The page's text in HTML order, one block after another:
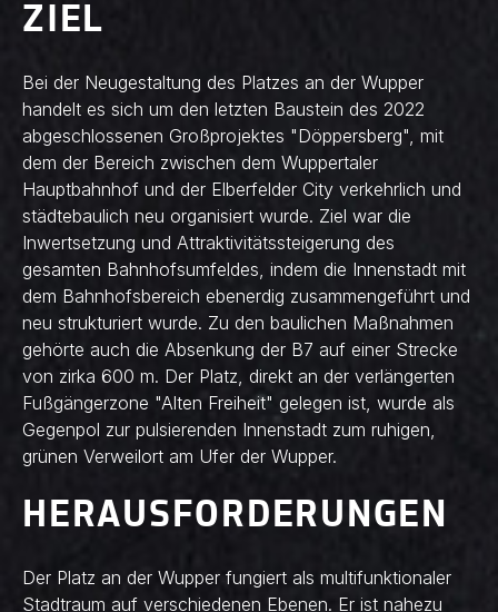
ZIEL
Bei der Neugestaltung des Platzes an der Wupper
handelt es sich um den letzten Baustein des 2022
abgeschlossenen Großprojektes "Döppersberg", mit
dem der Bereich zwischen dem Wuppertaler
Hauptbahnhof und der Elberfelder City verkehrlich und
städtebaulich neu organisiert wurde. Ziel war die
Inwertsetzung und Attraktivitätssteigerung des
gesamten Bahnhofsumfeldes, indem die Innenstadt mit
dem Bahnhofsbereich ebenerdig zusammengeführt und
neu strukturiert wurde. Zu den baulichen Maßnahmen
gehörte auch die Absenkung der B7 auf einer Strecke
von zirka 600 m. Der Platz, direkt an der verlängerten
Fußgängerzone "Alten Freiheit" gelegen ist, wurde als
Gegenpol zur pulsierenden Innenstadt zum ruhigen,
grünen Verweilort am Ufer der Wupper.
HERAUSFORDERUNGEN
Der Platz an der Wupper fungiert als multifunktionaler
Stadtraum auf verschiedenen Ebenen. Er ist nahezu